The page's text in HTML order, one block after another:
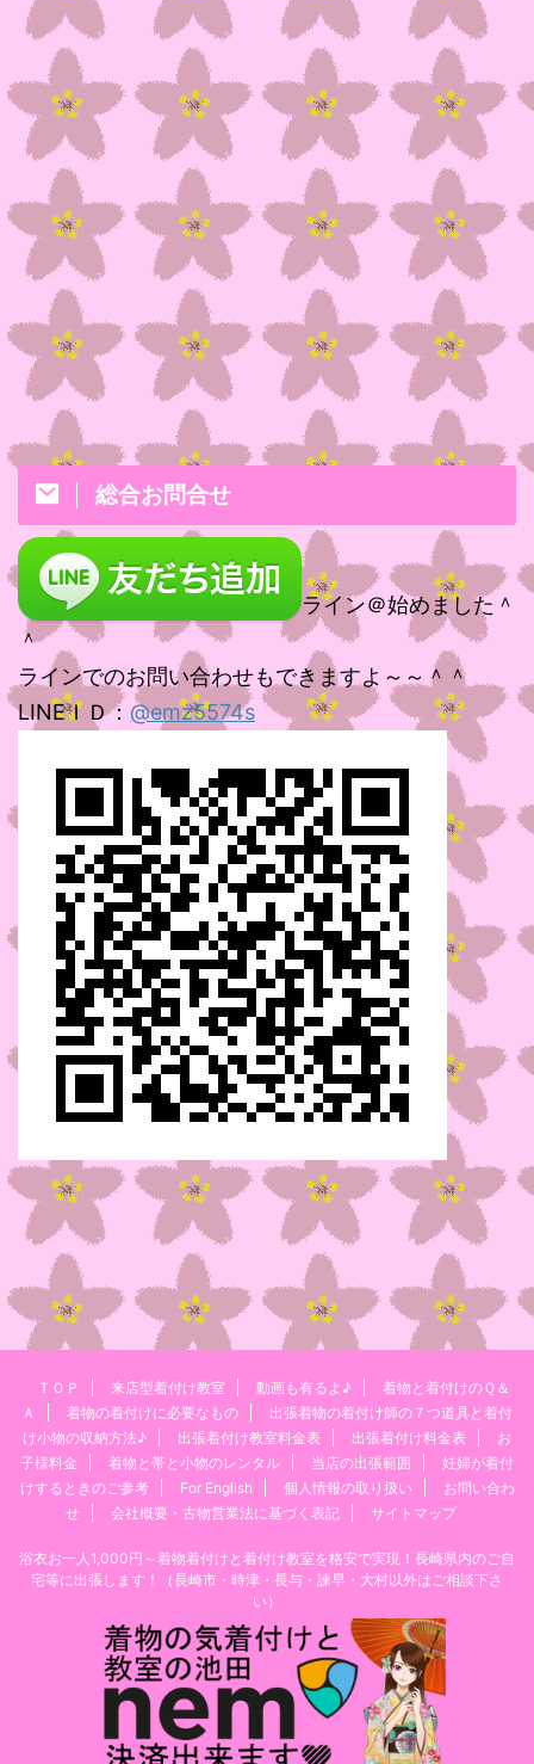
総合お問合せ
ライン＠始めました＾
＾
ラインでのお問い合わせもできますよ～～＾＾
LINEＩＤ： @emz5574s
ＴＯＰ 来店型着付け教室 動画も有るよ♪
着物と着付けのＱ＆
Ａ
着物の着付けに必要なもの
出張着物の着付け師の７つ道具と着付
け小物の収納方法♪
出張着付け教室料金表 出張着付け料金表
お
子様料金
着物と帯と小物のレンタル 当店の出張範囲
妊婦が着付
けするときのご参考
For English 個人情報の取り扱い
お問い合わ
せ
会社概要・古物営業法に基づく表記 サイトマップ
浴衣お一人1,000円～着物着付けと着付け教室を格安で実現！長崎県内のご自
宅等に出張します！（長崎市・時津・長与・諫早・大村以外はご相談下さ
い）